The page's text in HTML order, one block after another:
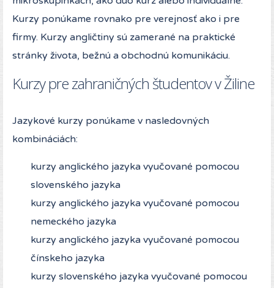
Kurzy ponúkame rovnako pre verejnosť ako i pre
firmy. Kurzy angličtiny sú zamerané na praktické
stránky života, bežnú a obchodnú komunikáciu.
Kurzy pre zahraničných študentov v Žiline
Jazykové kurzy ponúkame v nasledovných
kombináciách:
kurzy anglického jazyka vyučované pomocou
slovenského jazyka
kurzy anglického jazyka vyučované pomocou
nemeckého jazyka
kurzy anglického jazyka vyučované pomocou
čínskeho jazyka
kurzy slovenského jazyka vyučované pomocou